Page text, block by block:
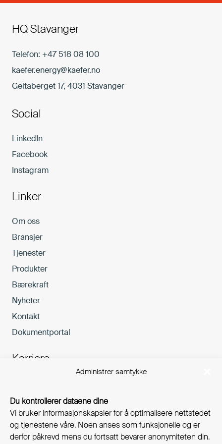
Administrer samtykke
Du kontrollerer dataene dine
Vi bruker informasjonskapsler for å optimalisere nettstedet
og tjenestene våre. Noen anses som funksjonelle og er
derfor påkrevd mens du fortsatt bevarer anonymiteten din.
HQ Stavanger
Telefon: +47 518 08 100
kaefer.energy@kaefer.no
Geitaberget 17, 4031 Stavanger
Social
LinkedIn
Facebook
Instagram
Linker
Om oss
Bransjer
Tjenester
Produkter
Bærekraft
Nyheter
Kontakt
Dokumentportal
Karriere
Bransjer
Nyhetsbrev